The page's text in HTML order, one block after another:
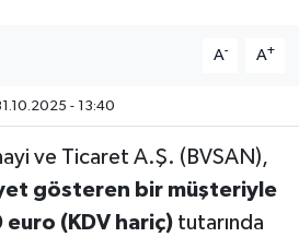
A- A+
- 13:40
ve Ticaret A.Ş. (BVSAN),
gösteren bir müşteriyle
(KDV hariç)tutarında